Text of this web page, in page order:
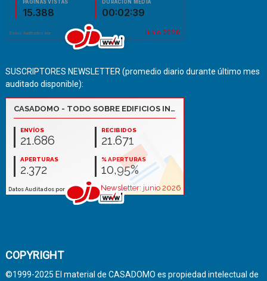
SUSCRIPTORES NEWSLETTER (promedio diario durante último mes
auditado disponible):
COPYRIGHT
©1999-2025 El material de CASADOMO es propiedad intelectual de